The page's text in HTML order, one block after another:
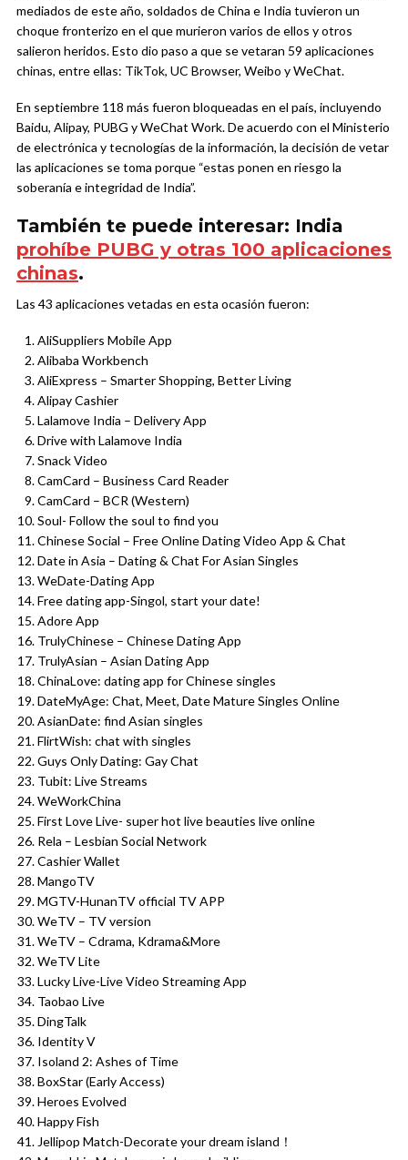
mediados de este año, soldados de China e India tuvieron un
choque fronterizo en el que murieron varios de ellos y otros
salieron heridos. Esto dio paso a que se vetaran 59 aplicaciones
chinas, entre ellas: TikTok, UC Browser, Weibo y WeChat.
En septiembre 118 más fueron bloqueadas en el país, incluyendo
Baidu, Alipay, PUBG y WeChat Work. De acuerdo con el Ministerio
de electrónica y tecnologías de la información, la decisión de vetar
las aplicaciones se toma porque “estas ponen en riesgo la
soberanía e integridad de India”.
También te puede interesar: India
prohíbe PUBG y otras 100 aplicaciones
chinas.
Las 43 aplicaciones vetadas en esta ocasión fueron:
AliSuppliers Mobile App
Alibaba Workbench
AliExpress – Smarter Shopping, Better Living
Alipay Cashier
Lalamove India – Delivery App
Drive with Lalamove India
Snack Video
CamCard – Business Card Reader
CamCard – BCR (Western)
Soul- Follow the soul to find you
Chinese Social – Free Online Dating Video App & Chat
Date in Asia – Dating & Chat For Asian Singles
WeDate-Dating App
Free dating app-Singol, start your date!
Adore App
TrulyChinese – Chinese Dating App
TrulyAsian – Asian Dating App
ChinaLove: dating app for Chinese singles
DateMyAge: Chat, Meet, Date Mature Singles Online
AsianDate: find Asian singles
FlirtWish: chat with singles
Guys Only Dating: Gay Chat
Tubit: Live Streams
WeWorkChina
First Love Live- super hot live beauties live online
Rela – Lesbian Social Network
Cashier Wallet
MangoTV
MGTV-HunanTV official TV APP
WeTV – TV version
WeTV – Cdrama, Kdrama&More
WeTV Lite
Lucky Live-Live Video Streaming App
Taobao Live
DingTalk
Identity V
Isoland 2: Ashes of Time
BoxStar (Early Access)
Heroes Evolved
Happy Fish
Jellipop Match-Decorate your dream island！